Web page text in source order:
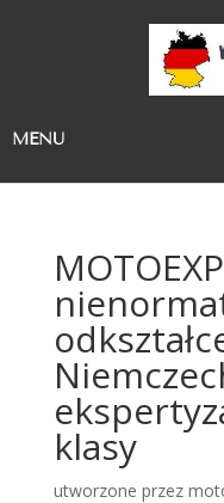
MENU
klasy
utworzone przez